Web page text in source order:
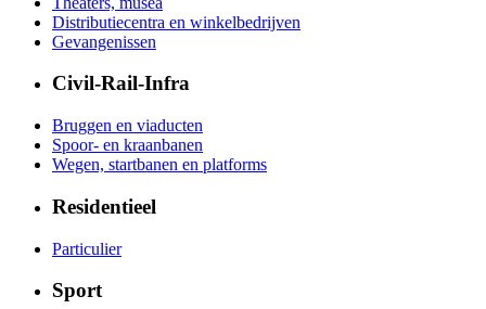
Distributiecentra en winkelbedrijven
Gevangenissen
Civil-Rail-Infra
Bruggen en viaducten
Spoor- en kraanbanen
Wegen, startbanen en platforms
Residentieel
Particulier
Sport